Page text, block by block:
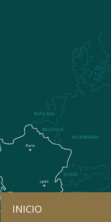
INICIO